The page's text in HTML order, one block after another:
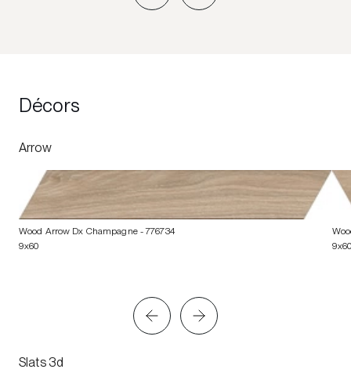
Décors
Arrow
Wood Arrow Dx Champagne- 776734
9x60
Slats 3d